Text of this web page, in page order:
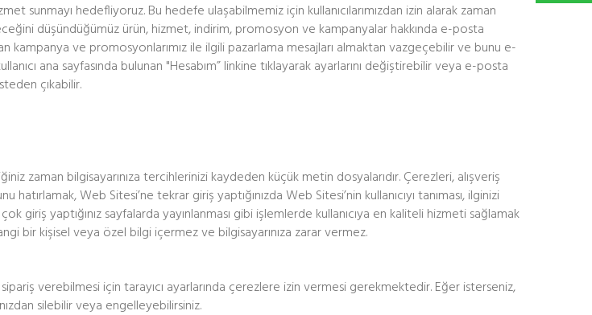
sunmayı hedefliyoruz. Bu hedefe ulaşabilmemiz için kullanıcılarımızdan izin alarak zaman
düşündüğümüz ürün, hizmet, indirim, promosyon ve kampanyalar hakkında e-posta
kampanya ve promosyonlarımız ile ilgili pazarlama mesajları almaktan vazgeçebilir ve bunu e-
ana sayfasında bulunan "Hesabım” linkine tıklayarak ayarlarını değiştirebilir veya e-posta
çıkabilir.
zaman bilgisayarınıza tercihlerinizi kaydeden küçük metin dosyalarıdır. Çerezleri, alışveriş
Web Sitesi’ne tekrar giriş yaptığınızda Web Sitesi’nin kullanıcıyı tanıması, ilginizi
giriş yaptığınız sayfalarda yayınlanması gibi işlemlerde kullanıcıya en kaliteli hizmeti sağlamak
bir kişisel veya özel bilgi içermez ve bilgisayarınıza zarar vermez.
sipariş verebilmesi için tarayıcı ayarlarında çerezlere izin vermesi gerekmektedir. Eğer isterseniz,
silebilir veya engelleyebilirsiniz.